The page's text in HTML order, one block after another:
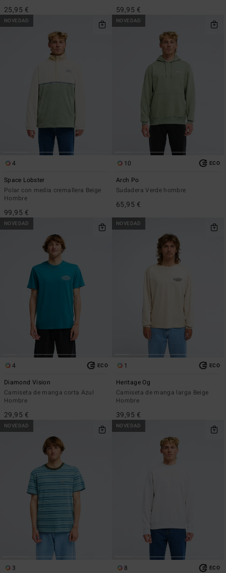
25,95 € 59,95 €
NOVEDAD
4
Space Lobster
Polar con media cremallera Beige
Hombre
99,95 €
NOVEDAD
10 ECO
Arch Po
Sudadera Verde hombre
65,95 €
NOVEDAD
4 ECO
Diamond Vision
Camiseta de manga corta Azul
Hombre
29,95 €
NOVEDAD
1 ECO
Heritage Og
Camiseta de manga larga Beige
Hombre
39,95 €
NOVEDAD
3
NOVEDAD
8 ECO